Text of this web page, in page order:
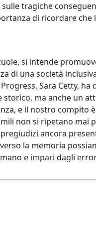
tragiche
di ricordare che
si intende
di una società
Sara Cetty,
storico, ma anche un
e il nostro compito
non si ripetano mai
ancora
la memoria
e impari dagli